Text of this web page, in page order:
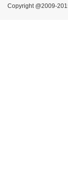
Copyright @2009-